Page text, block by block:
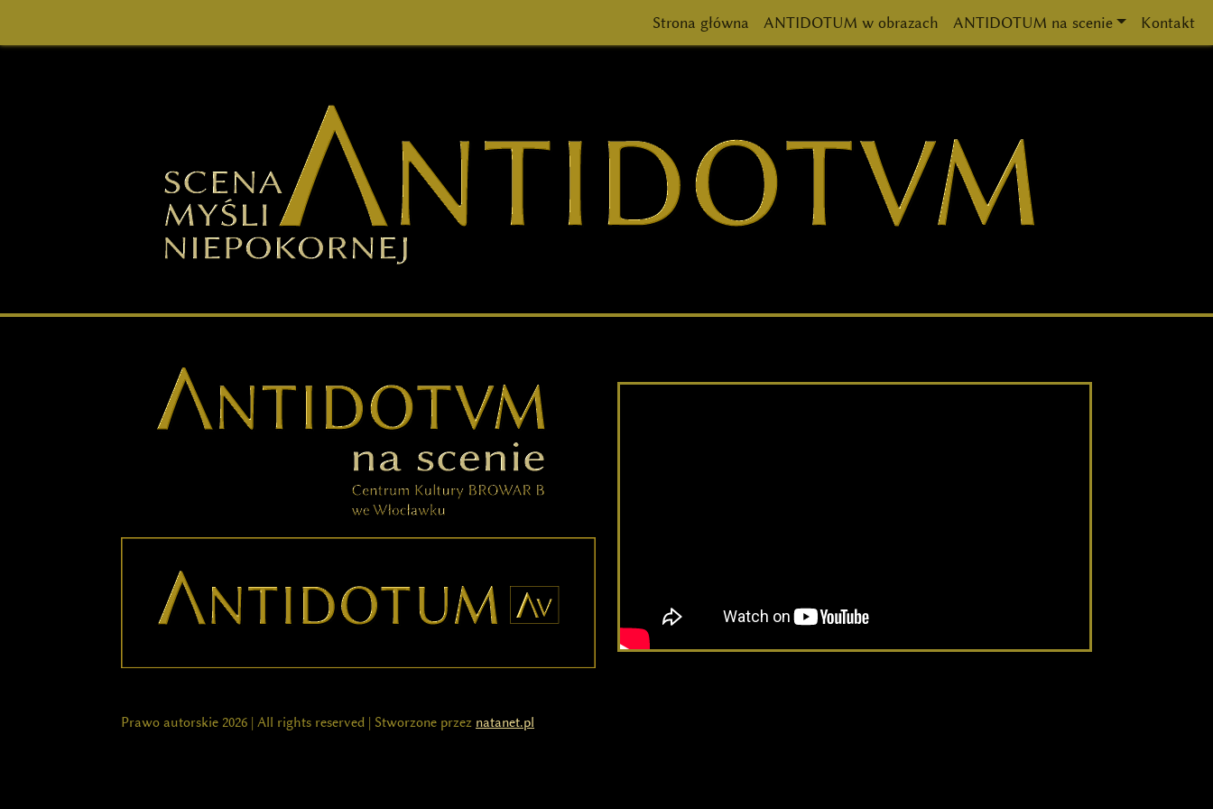
Strona główna ANTIDOTUM w obrazach ANTIDOTUM na scenie Kontakt
Prawo autorskie 2026 | All rights reserved | Stworzone przez natanet.pl